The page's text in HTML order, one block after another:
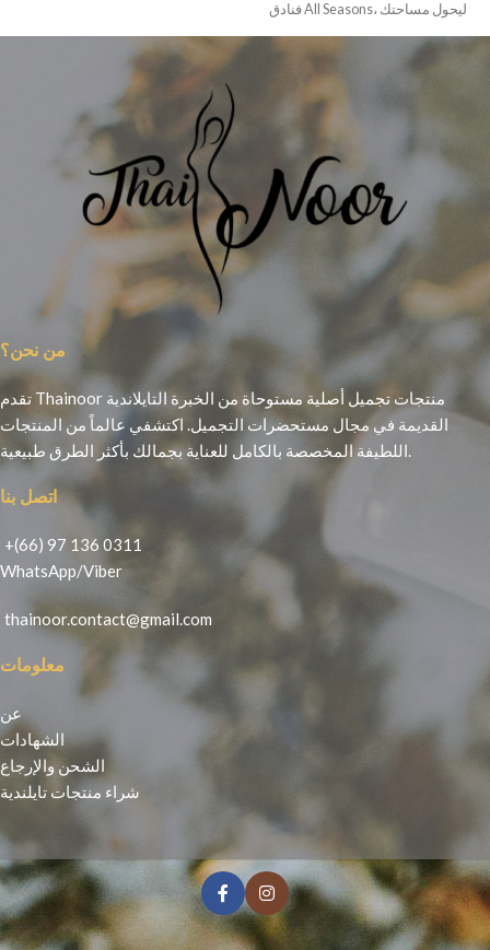
فنادق All Seasons، ليحول مساحتك
من نحن؟
تقدم Thainoor منتجات تجميل أصلية مستوحاة من الخبرة التايلاندية
القديمة في مجال مستحضرات التجميل. اكتشفي عالماً من المنتجات
اللطيفة المخصصة بالكامل للعناية بجمالك بأكثر الطرق طبيعية.
اتصل بنا
+(66) 97 136 0311
WhatsApp/Viber
thainoor.contact@gmail.com
معلومات
عن
الشهادات
الشحن والإرجاع
شراء منتجات تايلندية